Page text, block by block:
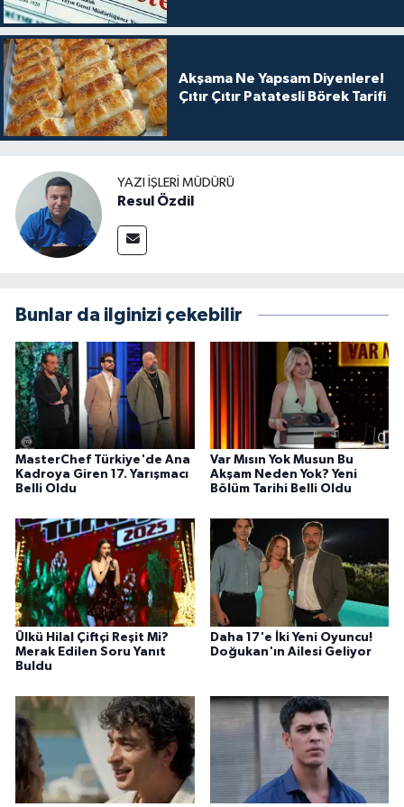
Akşama Ne Yapsam Diyenlere!
Çıtır Çıtır Patatesli Börek Tarifi
YAZI İŞLERI MÜDÜRÜ
Resul Özdil
Bunlar da ilginizi çekebilir
MasterChef Türkiye'de Ana
Kadroya Giren 17. Yarışmacı
Belli Oldu
Var Mısın Yok Musun Bu
Akşam Neden Yok? Yeni
Bölüm Tarihi Belli Oldu
Ülkü Hilal Çiftçi Reşit Mi?
Merak Edilen Soru Yanıt
Buldu
Daha 17'e İki Yeni Oyuncu!
Doğukan'ın Ailesi Geliyor